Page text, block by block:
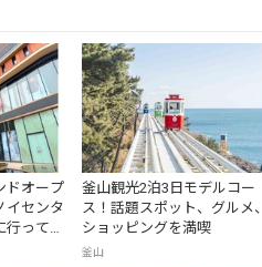
ドオープ
イセンタ
ってみ
釜山観光2泊3日モデルコー
ス！話題スポット、グルメ、
ショッピングを満喫
釜山